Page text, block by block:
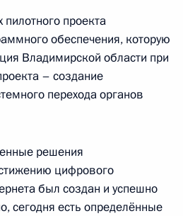
проекта
обеспечения, которую
Владимирской области при
– создание
перехода органов
решения
цифрового
был создан и успешно
сегодня есть определённые